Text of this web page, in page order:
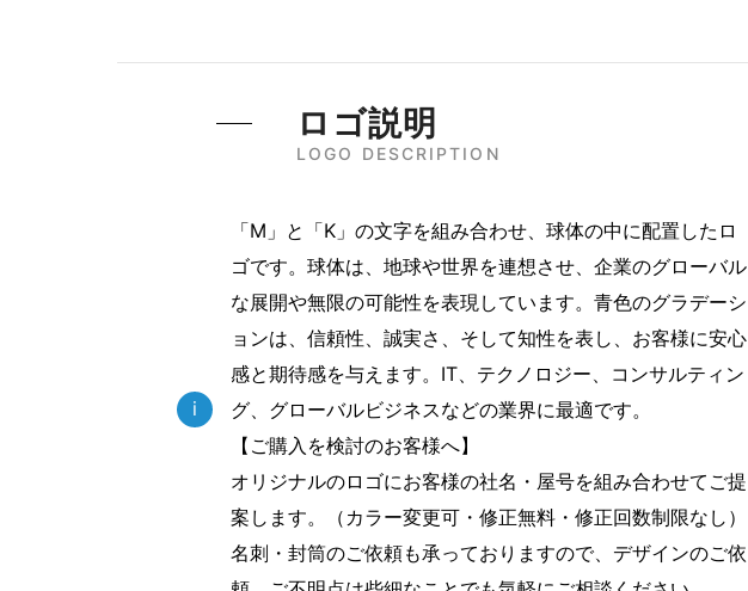
LOGO DESCRIPTION
ロゴ説明
i
「M」と「K」の文字を組み合わせ、球体の中に配置したロ
ゴです。球体は、地球や世界を連想させ、企業のグローバル
な展開や無限の可能性を表現しています。青色のグラデーシ
ョンは、信頼性、誠実さ、そして知性を表し、お客様に安心
感と期待感を与えます。IT、テクノロジー、コンサルティン
グ、グローバルビジネスなどの業界に最適です。
【ご購入を検討のお客様へ】
オリジナルのロゴにお客様の社名・屋号を組み合わせてご提
案します。（カラー変更可・修正無料・修正回数制限なし）
名刺・封筒のご依頼も承っておりますので、デザインのご依